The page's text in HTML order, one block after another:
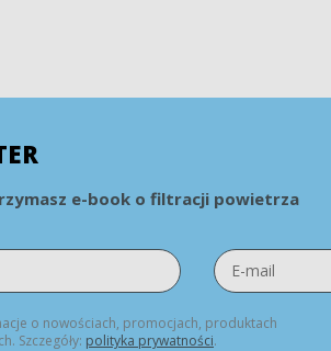
e-book o filtracji powietrza
o nowościach, promocjach, produktach
Szczegóły: polityka prywatności.